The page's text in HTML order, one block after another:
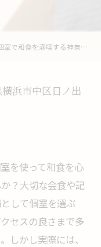
で和食を満喫する神奈川県横浜市中区日ノ出町の選び方と魅力
浜市中区日ノ出
を使って和食を心
？大切な会食や記
して個室を選ぶ
セスの良さまで多
しかし実際には、